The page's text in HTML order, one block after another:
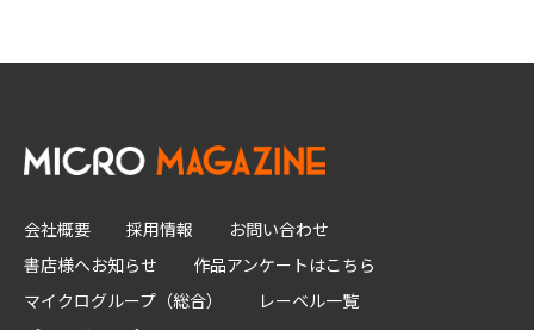
会社概要 採用情報
お問い合わせ
書店様へお知らせ
作品アンケートはこちら
マイクログループ（総合）
レーベル一覧